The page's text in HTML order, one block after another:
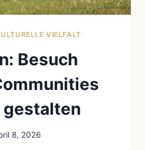
VIELFALT
Besuch
8, 2026